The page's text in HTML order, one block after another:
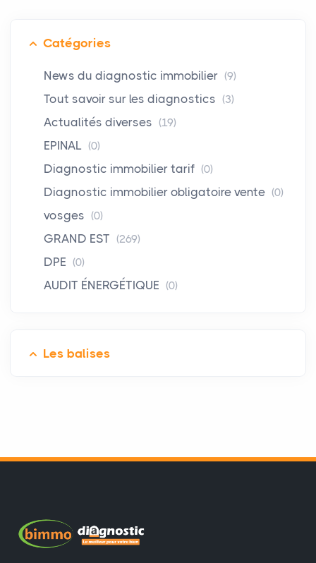
Catégories
News du diagnostic immobilier (9)
Tout savoir sur les diagnostics (3)
Actualités diverses (19)
EPINAL (0)
Diagnostic immobilier tarif (0)
Diagnostic immobilier obligatoire vente (0)
vosges (0)
GRAND EST (269)
DPE (0)
AUDIT ÉNERGÉTIQUE (0)
Les balises